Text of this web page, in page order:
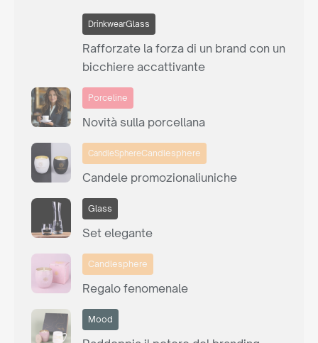
DrinkwearGlass
Rafforzate la forza di un brand con un
bicchiere accattivante
Porceline
Novità sulla porcellana
CandleSphereCandlesphere
Candele promozionaliuniche
Glass
Set elegante
Candlesphere
Regalo fenomenale
Mood